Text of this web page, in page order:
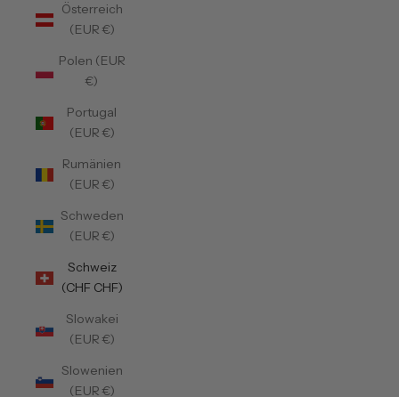
Österreich
(EUR €)
Polen (EUR
€)
Portugal
(EUR €)
Rumänien
(EUR €)
Schweden
(EUR €)
Schweiz
(CHF CHF)
Slowakei
(EUR €)
Slowenien
(EUR €)